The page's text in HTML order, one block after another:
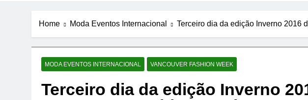
Home Moda Eventos Internacional Terceiro dia da edição Inverno 2016
MODA EVENTOS INTERNACIONAL VANCOUVER FASHION WEEK
Terceiro dia da edição Inverno